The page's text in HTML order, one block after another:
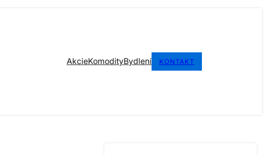
AkcieKomodityBydlení KONTAKT